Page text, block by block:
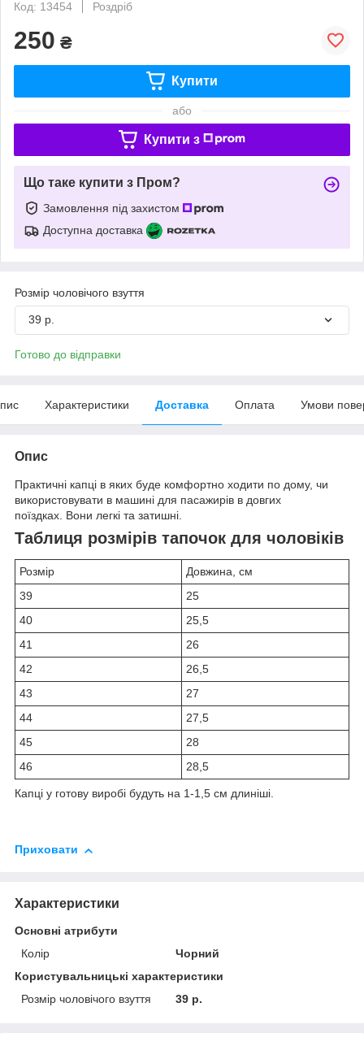
Код: 13454
Роздріб
250 ₴
Купити
або
Купити з
Що таке купити з Пром?
Замовлення під захистом
Доступна доставка
Розмір чоловічого взуття
39 р.
Готово до відправки
Характеристики Доставка Оплата Умови
Опис
Практичні капці в яких буде комфортно ходити по дому, чи
використовувати в машині для пасажирів в довгих
поїздках. Вони легкі та затишні.
Таблиця розмірів тапочок для чоловіків
Розмір
Довжина, см
39
25
40
25,5
41
26
42
26,5
43
27
44
27,5
45
28
46
28,5
Капці у готову виробі будуть на 1-1,5 см длиніші.
Приховати
Характеристики
Основні атрибути
Колір
Чорний
Користувальницькі характеристики
Розмір чоловічого взуття
39 р.